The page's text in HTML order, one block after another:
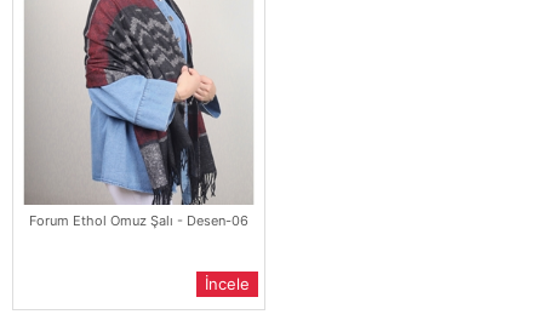
Forum Ethol Omuz Şalı - Desen-06
İncele